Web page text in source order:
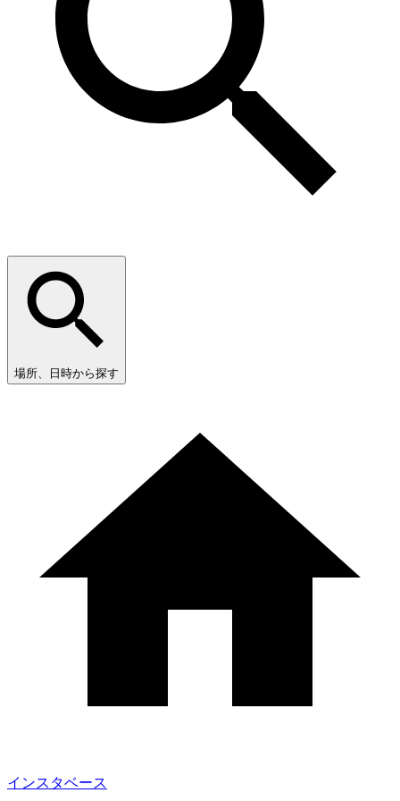
場所、日時から探す
インスタベース